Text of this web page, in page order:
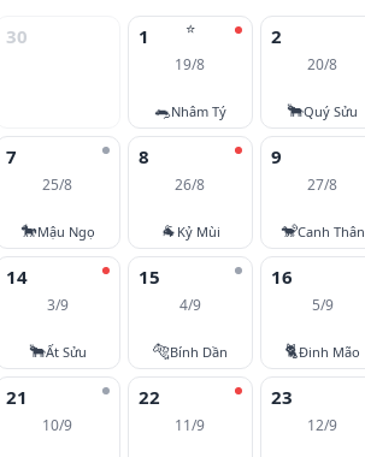
30 ⭐
1
19/8
🐀Nhâm Tý
2
20/8
🐂Quý Sửu
7
25/8
🐎Mậu Ngọ
8
26/8
🐐 Kỷ Mùi
9
27/8
🐒Canh Thân
14
3/9
🐂Ất Sửu
15
4/9
🐅Bính Dần
16
5/9
🐈Đinh Mão
21
10/9
22
11/9
23
12/9